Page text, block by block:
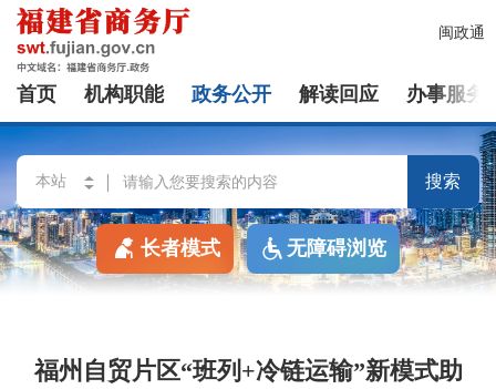
闽政通
首页 机构职能 政务公开 解读回应 办事服务
搜索
长者模式 无障碍浏览
福州自贸片区“班列+冷链运输”新模式助